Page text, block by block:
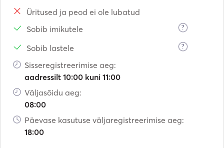
Üritused ja peod ei ole lubatud
Sobib imikutele
?
Sobib lastele ?
Sisseregistreerimise aeg:
aadressilt 10:00 kuni 11:00
Väljasõidu aeg:
08:00
Päevase kasutuse väljaregistreerimise aeg:
18:00